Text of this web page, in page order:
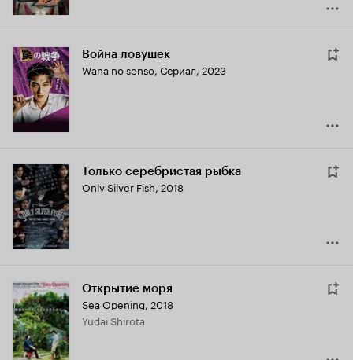
Война ловушек
Wana no senso, Сериал, 2023
Только серебристая рыбка
Only Silver Fish, 2018
Открытие моря
Sea Opening, 2018
Yudai Shirota